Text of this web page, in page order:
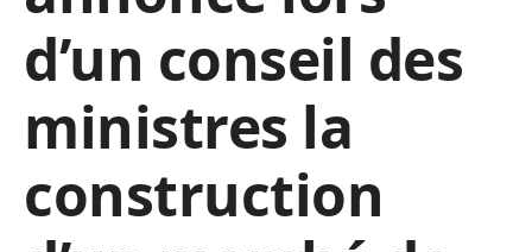
d’un conseil des
ministres la
construction